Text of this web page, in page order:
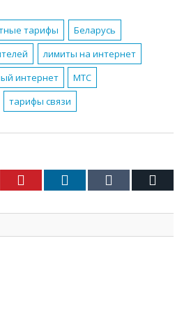
тарифы
Беларусь
лимиты на интернет
интернет
МТС
тарифы связи
Pinterest LinkedIn Tumblr